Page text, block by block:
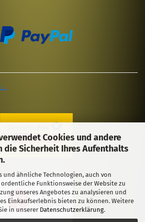
Cookies und andere
die Sicherheit Ihres Aufenthalts
und ähnliche Technologien, auch von
Funktionsweise der Website zu
unseres Angebotes zu analysieren und
Einkaufserlebnis bieten zu können. Weitere
in unserer Datenschutzerklärung.